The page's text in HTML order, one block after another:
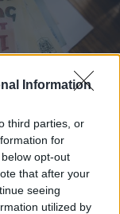
Information
third parties, or
for
opt-out
that after your
seeing
utilized by